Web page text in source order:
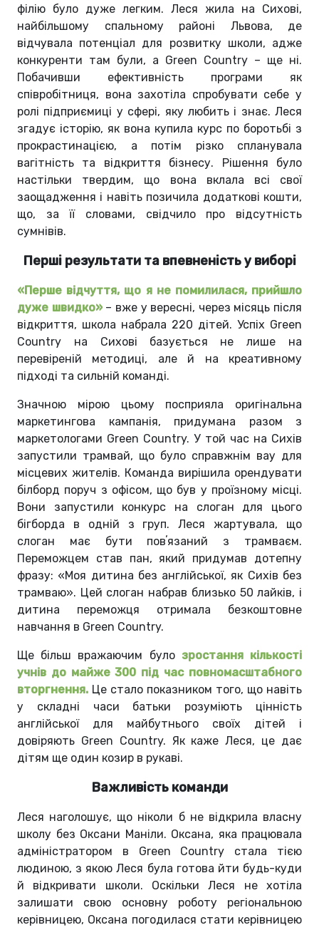
філію було дуже легким. Леся жила на Сихові,
найбільшому спальному районі Львова, де
відчувала потенціал для розвитку школи, адже
конкуренти там були, а Green Country – ще ні.
Побачивши ефективність програми як
співробітниця, вона захотіла спробувати себе у
ролі підприємиці у сфері, яку любить і знає. Леся
згадує історію, як вона купила курс по боротьбі з
прокрастинацією, а потім різко спланувала
вагітність та відкриття бізнесу. Рішення було
настільки твердим, що вона вклала всі свої
заощадження і навіть позичила додаткові кошти,
що, за її словами, свідчило про відсутність
сумнівів.
Перші результати та впевненість у виборі
«Перше відчуття, що я не помилилася, прийшло
дуже швидко»– вже у вересні, через місяць після
відкриття, школа набрала 220 дітей. Успіх Green
Country на Сихові базується не лише на
перевіреній методиці, але й на креативному
підході та сильній команді.
Значною мірою цьому посприяла оригінальна
маркетингова кампанія, придумана разом з
маркетологами Green Country. У той час на Сихів
запустили трамвай, що було справжнім вау для
місцевих жителів. Команда вирішила орендувати
білборд поруч з офісом, що був у проїзному місці.
Вони запустили конкурс на слоган для цього
бігборда в одній з груп. Леся жартувала, що
слоган має бути повʼязаний з трамваєм.
Переможцем став пан, який придумав дотепну
фразу: «Моя дитина без англійської, як Сихів без
трамваю». Цей слоган набрав близько 50 лайків, і
дитина переможця отримала безкоштовне
навчання в Green Country.
Ще більш вражаючим було зростання кількості
учнів до майже 300 під час повномасштабного
вторгнення. Це стало показником того, що навіть
у складні часи батьки розуміють цінність
англійської для майбутнього своїх дітей і
довіряють Green Country. Як каже Леся, це дає
дітям ще один козир в рукаві.
Важливість команди
Леся наголошує, що ніколи б не відкрила власну
школу без Оксани Маніли. Оксана, яка працювала
адміністратором в Green Country стала тією
людиною, з якою Леся була готова йти будь-куди
й відкривати школи. Оскільки Леся не хотіла
залишати свою основну роботу регіональною
керівницею, Оксана погодилася стати керівницею